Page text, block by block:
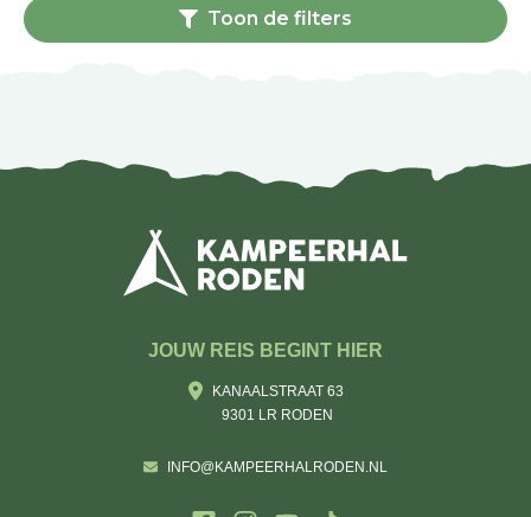
Toon de filters
JOUW REIS BEGINT HIER
KANAALSTRAAT 63
9301 LR RODEN
INFO@KAMPEERHALRODEN.NL